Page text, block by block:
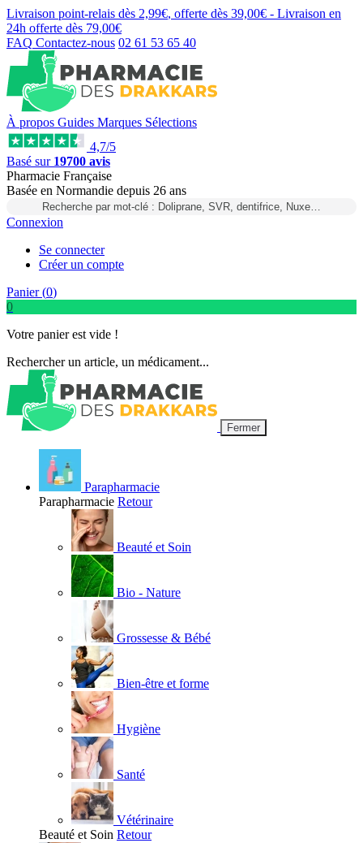
Livraison point-relais dès 2,99€, offerte dès 39,00€ - Livraison en
24h offerte dès 79,00€
FAQ Contactez-nous 02 61 53 65 40
À propos Guides Marques Sélections
4,7/5
Basé sur 19700 avis
Pharmacie Française
Basée en Normandie depuis 26 ans
Recherche par mot-clé : Doliprane, SVR, dentifrice, Nuxe…
Connexion
Se connecter
Créer un compte
Panier (0)
0
Votre panier est vide !
Rechercher un article, un médicament...
Fermer
Parapharmacie
Parapharmacie Retour
Beauté et Soin
Bio - Nature
Grossesse & Bébé
Bien-être et forme
Hygiène
Santé
Vétérinaire
Beauté et Soin Retour